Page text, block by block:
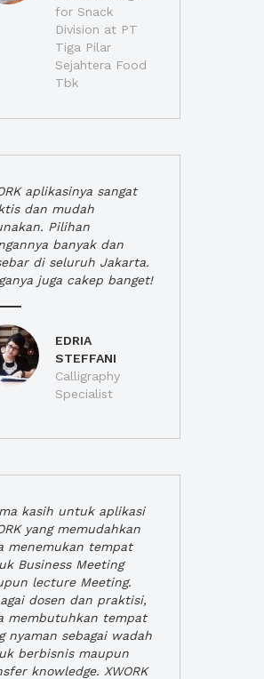
for Snack
Division at PT
Tiga Pilar
Sejahtera Food
Tbk
aplikasinya sangat
dan mudah
Pilihan
banyak dan
di seluruh Jakarta.
juga cakep banget!
EDRIA
STEFFANI
Calligraphy
Specialist
kasih untuk aplikasi
yang memudahkan
menemukan tempat
Business Meeting
lecture Meeting.
dosen dan praktisi,
membutuhkan tempat
nyaman sebagai wadah
berbisnis maupun
knowledge. XWORK